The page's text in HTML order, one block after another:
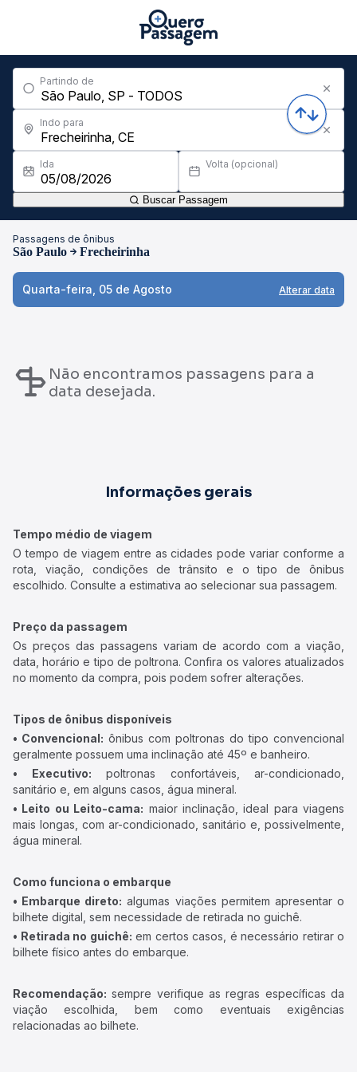
Partindo de
Indo para
Ida Volta (opcional)
Buscar Passagem
Passagens de ônibus
São Paulo Frecheirinha
Quarta-feira, 05 de Agosto Alterar data
Não encontramos passagens para a
data desejada.
Informações gerais
Tempo médio de viagem
O tempo de viagem entre as cidades pode variar conforme a
rota, viação, condições de trânsito e o tipo de ônibus
escolhido. Consulte a estimativa ao selecionar sua passagem.
Preço da passagem
Os preços das passagens variam de acordo com a viação,
data, horário e tipo de poltrona. Confira os valores atualizados
no momento da compra, pois podem sofrer alterações.
Tipos de ônibus disponíveis
• Convencional: ônibus com poltronas do tipo convencional
geralmente possuem uma inclinação até 45º e banheiro.
• Executivo: poltronas confortáveis, ar-condicionado,
sanitário e, em alguns casos, água mineral.
• Leito ou Leito-cama: maior inclinação, ideal para viagens
mais longas, com ar-condicionado, sanitário e, possivelmente,
água mineral.
Como funciona o embarque
• Embarque direto: algumas viações permitem apresentar o
bilhete digital, sem necessidade de retirada no guichê.
• Retirada no guichê: em certos casos, é necessário retirar o
bilhete físico antes do embarque.
Recomendação: sempre verifique as regras específicas da
viação escolhida, bem como eventuais exigências
relacionadas ao bilhete.